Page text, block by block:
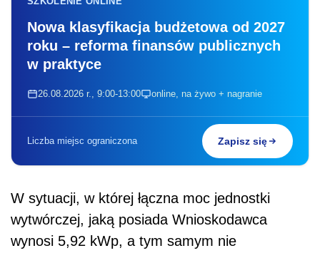
Nowa klasyfikacja budżetowa od 2027
roku – reforma finansów publicznych
w praktyce
26.08.2026 r., 9:00-13:00 online, na żywo + nagranie
Liczba miejsc ograniczona Zapisz się
W sytuacji, w której łączna moc jednostki
wytwórczej, jaką posiada Wnioskodawca
wynosi 5,92 kWp, a tym samym nie